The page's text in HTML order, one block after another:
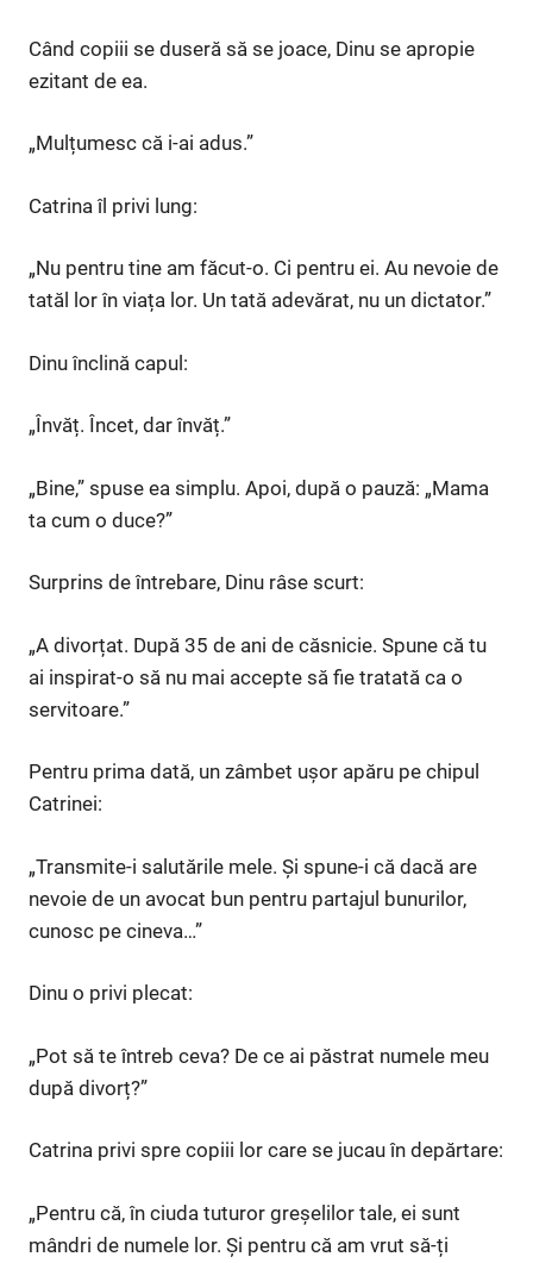
Când copiii se duseră să se joace, Dinu se apropie
ezitant de ea.
„Mulțumesc că i-ai adus.”
Catrina îl privi lung:
„Nu pentru tine am făcut-o. Ci pentru ei. Au nevoie de
tatăl lor în viața lor. Un tată adevărat, nu un dictator.”
Dinu înclină capul:
„Învăț. Încet, dar învăț.”
„Bine,” spuse ea simplu. Apoi, după o pauză: „Mama
ta cum o duce?”
Surprins de întrebare, Dinu râse scurt:
„A divorțat. După 35 de ani de căsnicie. Spune că tu
ai inspirat-o să nu mai accepte să fie tratată ca o
servitoare.”
Pentru prima dată, un zâmbet ușor apăru pe chipul
Catrinei:
„Transmite-i salutările mele. Și spune-i că dacă are
nevoie de un avocat bun pentru partajul bunurilor,
cunosc pe cineva…”
Dinu o privi plecat:
„Pot să te întreb ceva? De ce ai păstrat numele meu
după divorț?”
Catrina privi spre copiii lor care se jucau în depărtare:
„Pentru că, în ciuda tuturor greșelilor tale, ei sunt
mândri de numele lor. Și pentru că am vrut să-ți